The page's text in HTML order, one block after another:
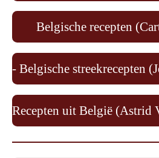
Belgische recepten
- Belgische streekrecepten
Recepten uit België (Astrid